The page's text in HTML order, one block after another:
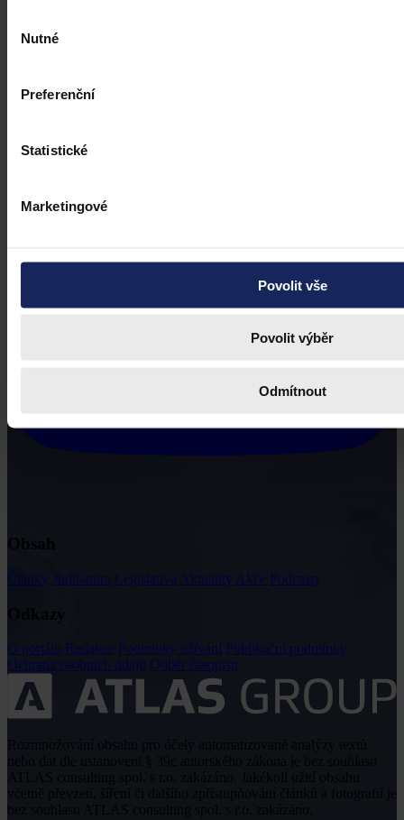
souhlasu
Nutné
Preferenční
Statistické
Marketingové
Povolit vše
Povolit výběr
Odmítnout
Články Judikatura Legislativa Aktuality Akce Podcasty
O portálu Redakce Podmínky užívání Publikační podmínky
Ochrana osobních údajů Odběr časopisu
včetně převzetí, šíření či dalšího zpřístupňování článků a fotografií je